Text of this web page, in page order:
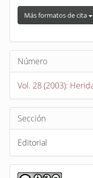
Más formatos de cita
Número
Vol. 28 (2003):
Sección
Editorial